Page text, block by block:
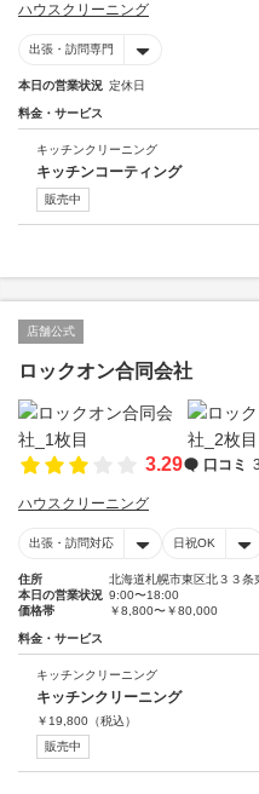
ハウスクリーニング
出張・訪問専門
本日の営業状況 定休日
料金・サービス
キッチンクリーニング
キッチンコーティング
販売中
店舗公式
ロックオン合同会社
3.29 口コミ
ハウスクリーニング
出張・訪問対応 日祝OK
住所
北海道札幌市東区北３３条
本日の営業状況 9:00〜18:00
価格帯
￥8,800〜￥80,000
料金・サービス
キッチンクリーニング
キッチンクリーニング
￥ 19,800 （税込）
販売中